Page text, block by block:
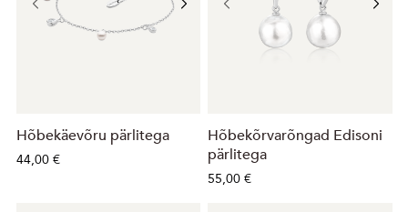
Hõbekäevõru pärlitega
44,00 €
Hõbekõrvarõngad Edisoni
pärlitega
55,00 €